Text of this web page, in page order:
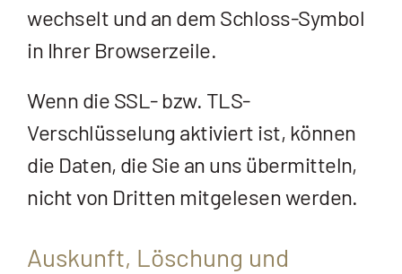
wechselt und an dem Schloss-Symbol
in Ihrer Browserzeile.
Wenn die SSL- bzw. TLS-
Verschlüsselung aktiviert ist, können
die Daten, die Sie an uns übermitteln,
nicht von Dritten mitgelesen werden.
Auskunft, Löschung und